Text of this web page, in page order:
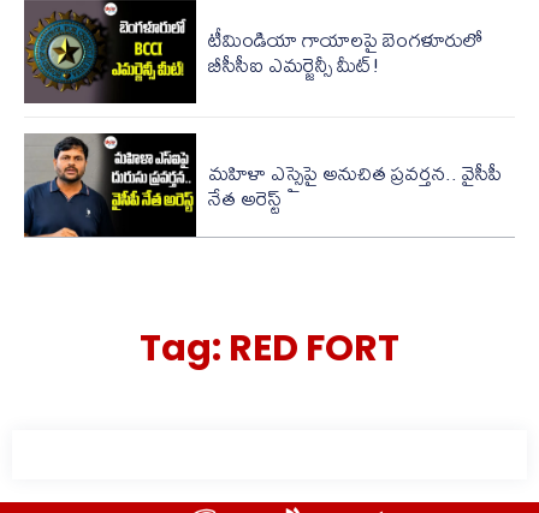
టీమిండియా గాయాలపై బెంగళూరులో
బీసీసీఐ ఎమర్జెన్సీ మీట్!
మహిళా ఎస్సైపై అనుచిత ప్రవర్తన.. వైసీపీ
నేత అరెస్ట్
Tag: RED FORT